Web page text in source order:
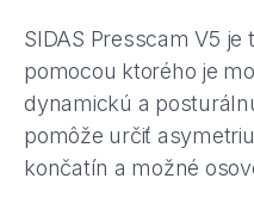
SIDAS Presscam V5 je
pomocou ktorého je
dynamickú a
pomôže určiť
končatín a možné